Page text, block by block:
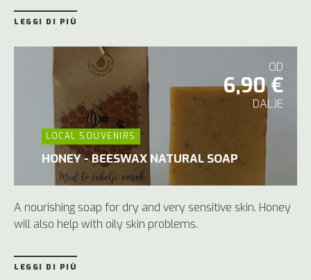
LEGGI DI PIÙ
OD
6,90 €
DALJE
LOCAL SOUVENIRS
HONEY - BEESWAX NATURAL SOAP
A nourishing soap for dry and very sensitive skin. Honey
will also help with oily skin problems.
LEGGI DI PIÙ